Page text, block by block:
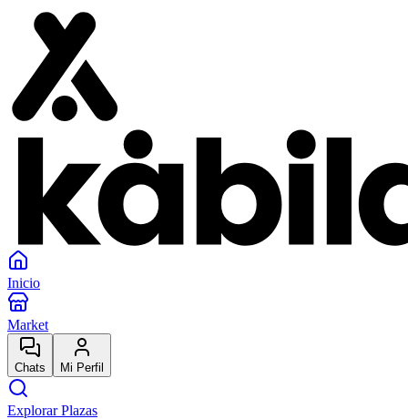
Inicio
Market
Chats Mi Perfil
Explorar Plazas